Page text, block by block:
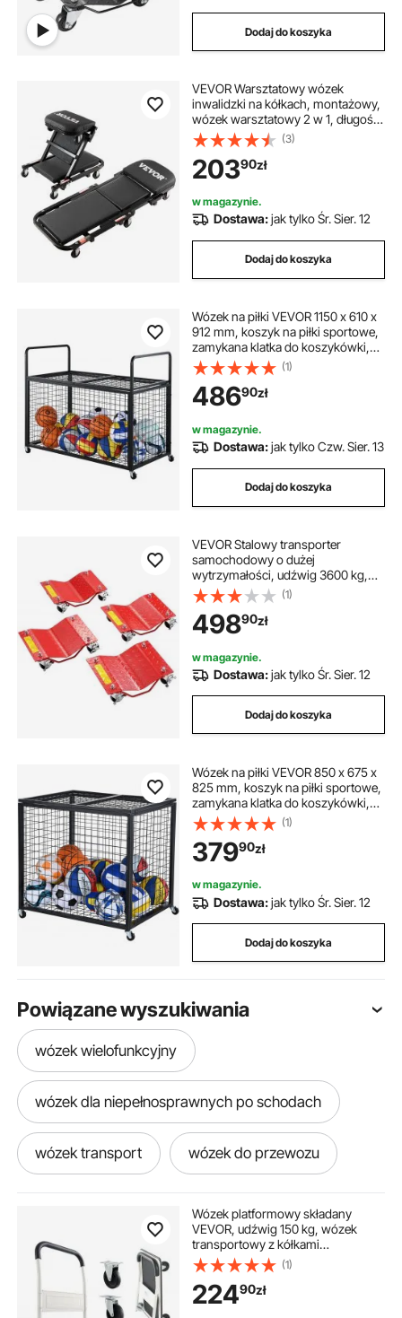
Dodaj do koszyka
VEVOR Warsztatowy wózek
inwalidzki na kółkach, montażowy,
wózek warsztatowy 2 w 1, długość
1016 mm, wózek inwalidzki
mechaniczny składany na kółkach
z 6 uniwersalnymi kółkami,
wyściełane siedzisko, do garażu
(3)
20390zł
w magazynie.
Dostawa:jak tylko Śr. Sier. 12
Dodaj do koszyka
Wózek na piłki VEVOR 1150 x 610 x
912 mm, koszyk na piłki sportowe,
zamykana klatka do koszykówki,
sprzęt sportowy do użytku
wewnątrz i na zewnątrz, stalowy
wózek do przechowywania na
kółkach do garażu
(1)
48690zł
w magazynie.
Dostawa:jak tylko Czw. Sier. 13
Dodaj do koszyka
VEVOR Stalowy transporter
samochodowy o dużej
wytrzymałości, udźwig 3600 kg,
wózek z hamulcami, wózek do
transportu samochodów,
ciężarówek, przyczep, motocykli i
łodzi, 4 sztuki, kolor czerwony
(1)
49890zł
w magazynie.
Dostawa:jak tylko Śr. Sier. 12
Dodaj do koszyka
Wózek na piłki VEVOR 850 x 675 x
825 mm, koszyk na piłki sportowe,
zamykana klatka do koszykówki,
sprzęt sportowy do użytku
wewnątrz i na zewnątrz, stalowy
wózek do przechowywania na
kółkach do garażu
(1)
37990zł
w magazynie.
Dostawa:jak tylko Śr. Sier. 12
Dodaj do koszyka
Powiązane wyszukiwania
wózek wielofunkcyjny
wózek dla niepełnosprawnych po schodach
wózek transport wózek do przewozu
wózek dla niepełnosprawnych
wózek z podnośnikiem wózek do kuchni
wózek na butle wózek z podestem
Wózek platformowy składany
VEVOR, udźwig 150 kg, wózek
transportowy z kółkami
obrotowymi, wózek ręczny z
powłoką antypoślizgową na
powierzchni ładunkowej, pomoc w
transporcie ułatwiająca
(1)
22490zł